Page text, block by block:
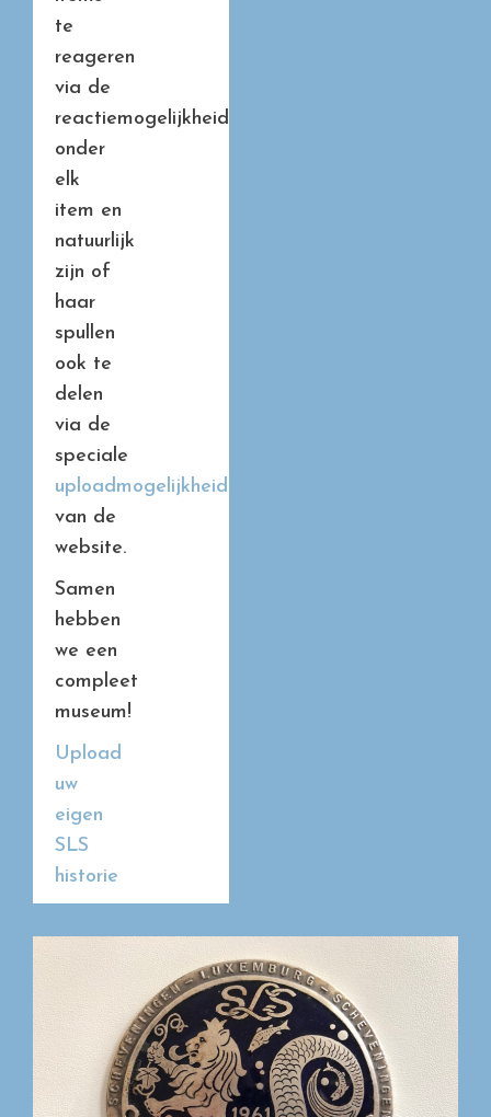
te
reageren
via de
reactiemogelijkheid
onder
elk
item en
natuurlijk
zijn of
haar
spullen
ook te
delen
via de
speciale
uploadmogelijkheid
van de
website.
Samen
hebben
we een
compleet
museum!
Upload
uw
eigen
SLS
historie